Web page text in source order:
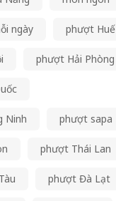
ngày phượt Huế
phượt Hải Phòng
Ninh phượt sapa
phượt Thái Lan
phượt Đà Lạt